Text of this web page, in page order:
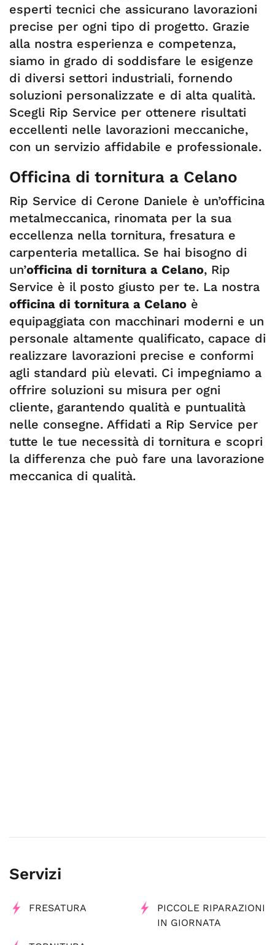
esperti tecnici che assicurano lavorazioni
precise per ogni tipo di progetto. Grazie
alla nostra esperienza e competenza,
siamo in grado di soddisfare le esigenze
di diversi settori industriali, fornendo
soluzioni personalizzate e di alta qualità.
Scegli Rip Service per ottenere risultati
eccellenti nelle lavorazioni meccaniche,
con un servizio affidabile e professionale.
Officina di tornitura a Celano
Rip Service di Cerone Daniele è un’officina
metalmeccanica, rinomata per la sua
eccellenza nella tornitura, fresatura e
carpenteria metallica. Se hai bisogno di
un’officina di tornitura a Celano, Rip
Service è il posto giusto per te. La nostra
officina di tornitura a Celano è
equipaggiata con macchinari moderni e un
personale altamente qualificato, capace di
realizzare lavorazioni precise e conformi
agli standard più elevati. Ci impegniamo a
offrire soluzioni su misura per ogni
cliente, garantendo qualità e puntualità
nelle consegne. Affidati a Rip Service per
tutte le tue necessità di tornitura e scopri
la differenza che può fare una lavorazione
meccanica di qualità.
Servizi
FRESATURA
PICCOLE RIPARAZIONI
IN GIORNATA